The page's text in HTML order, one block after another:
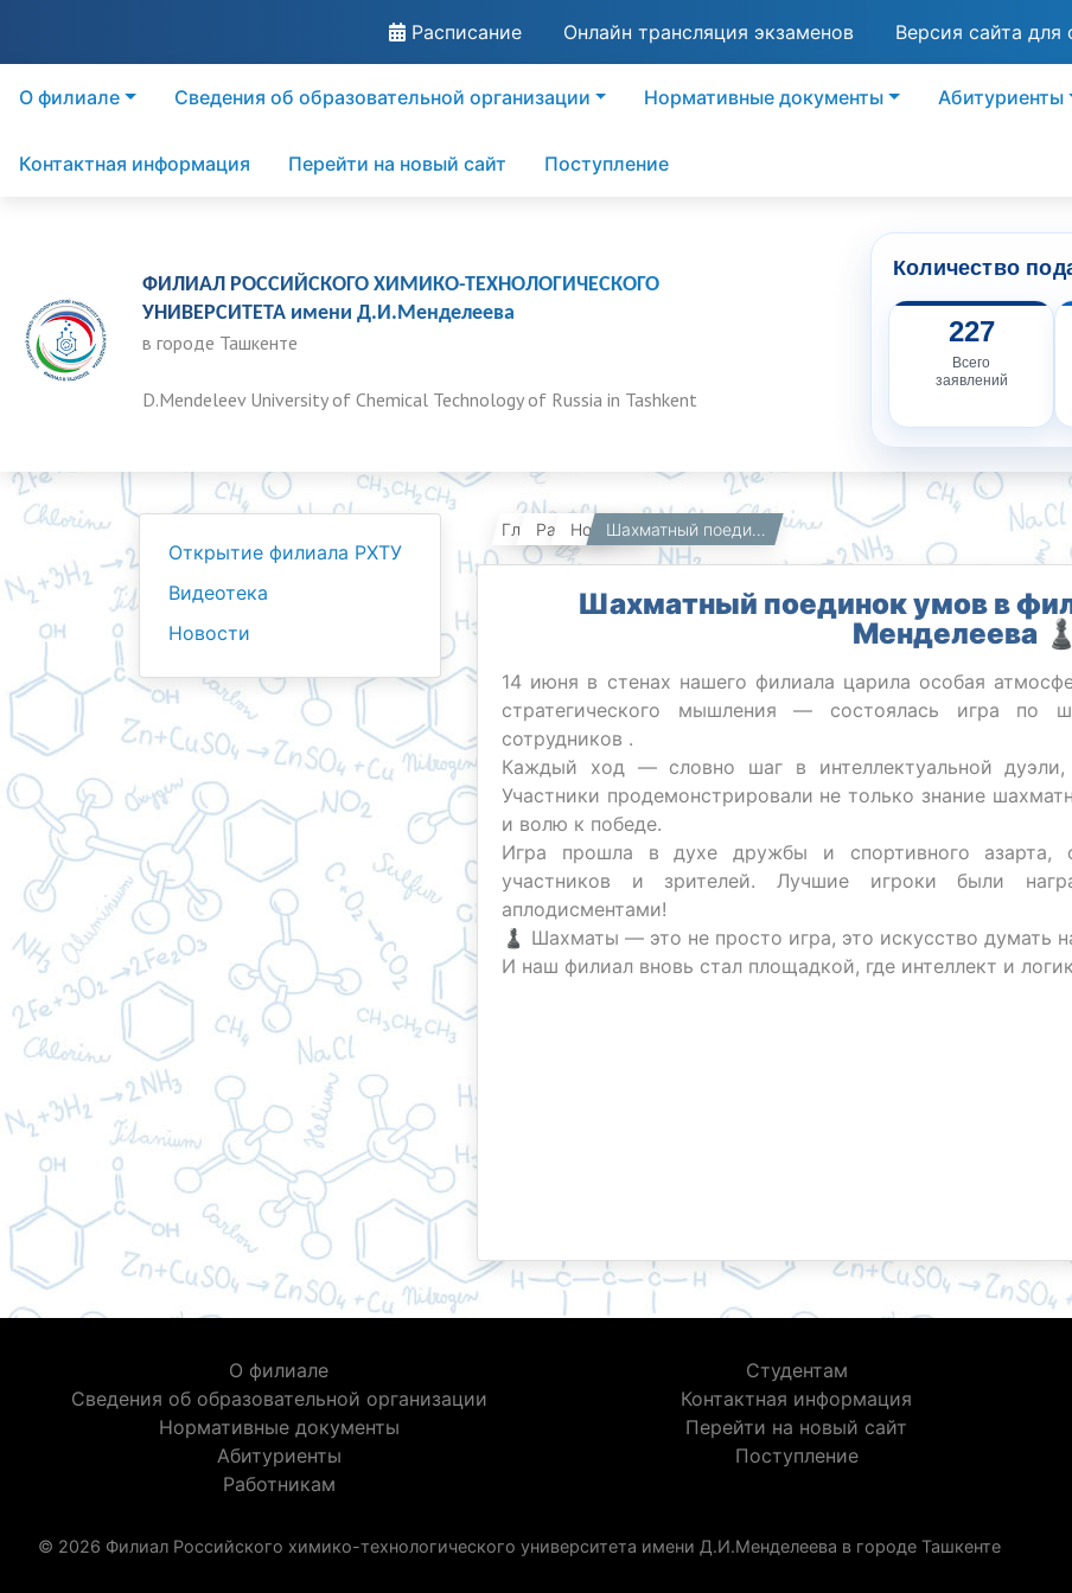
Расписание Онлайн трансляция экзаменов Версия сайта для
О филиале Сведения об образовательной организации Нормативные документы Абитуриенты
Контактная информация Перейти на новый сайт Поступление
ФИЛИАЛ РОССИЙСКОГО ХИМИКО-ТЕХНОЛОГИЧЕСКОГО
УНИВЕРСИТЕТА имени Д.И.Менделеева
в городе Ташкенте
D.Mendeleev University of Chemical Technology of Russia in Tashkent
Количество
227
Всего
заявлений
Открытие филиала РХТУ
Видеотека
Новости
Главная Работникам Новости Шахматный поединок умов в филиале РХТУ им. Д.И. Менделеева ♟
Шахматный поединок умов в
Менделеева ♟
14 июня в стенах нашего филиала царила особая
стратегического мышления — состоялась игра по
сотрудников .
Каждый ход — словно шаг в интеллектуальной
Участники продемонстрировали не только знание
и волю к победе.
Игра прошла в духе дружбы и спортивного азарта,
участников и зрителей. Лучшие игроки были
аплодисментами!
♟ Шахматы — это не просто игра, это искусство думать
И наш филиал вновь стал площадкой, где интеллект и
О филиале
Сведения об образовательной организации
Нормативные документы
Абитуриенты
Работникам
Студентам
Контактная информация
Перейти на новый сайт
Поступление
© 2026 Филиал Российского химико-технологического университета имени Д.И.Менделеева в городе Ташкенте